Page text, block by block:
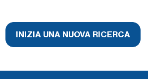
INIZIA UNA NUOVA RICERCA